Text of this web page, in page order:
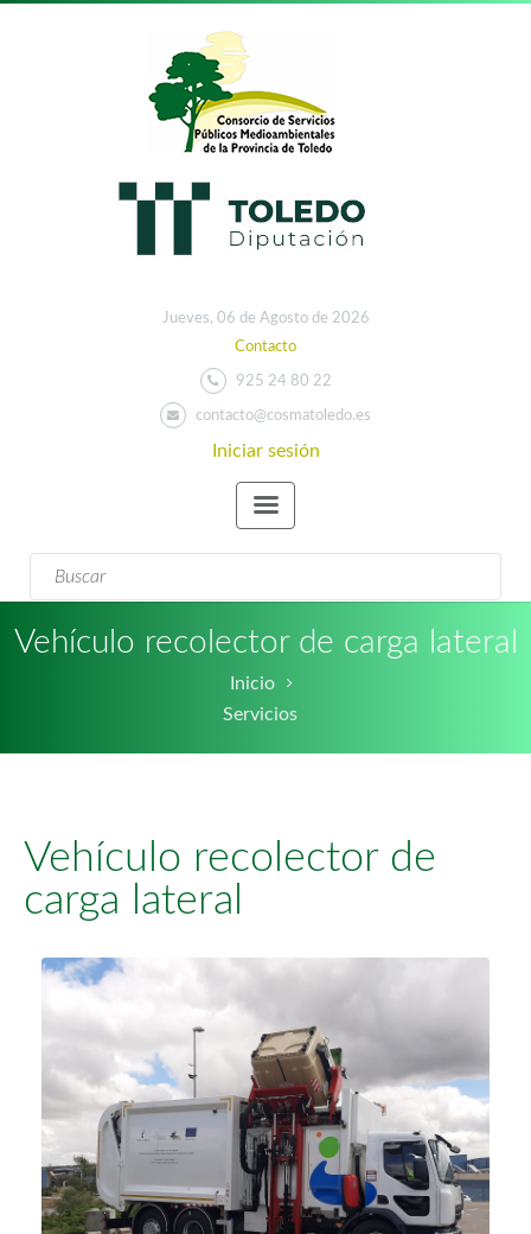
Jueves, 06 de Agosto de 2026
Contacto
925 24 80 22
contacto@cosmatoledo.es
Iniciar sesión
Formulario de
búsqueda
Buscar
Vehículo recolector de carga lateral
Inicio
Servicios
Vehículo recolector de
carga lateral